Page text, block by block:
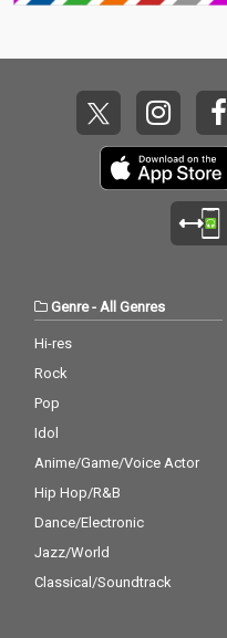
Genre- All Genres
Hi-res
Rock
Pop
Idol
Anime/Game/Voice Actor
Hip Hop/R&B
Dance/Electronic
Jazz/World
Classical/Soundtrack